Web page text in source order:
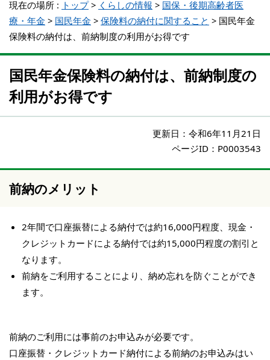
現在の場所 : トップ> くらしの情報 > 国保・後期高齢者医
療・年金 > 国民年金 > 保険料の納付に関すること > 国民年金
保険料の納付は、前納制度の利用がお得です
国民年金保険料の納付は、前納制度の
利用がお得です
更新日： 令和6年11月21日
ページID：P0003543
前納のメリット
2年間で口座振替による納付では約16,000円程度、現金・
クレジットカードによる納付では約15,000円程度の割引と
なります。
前納をご利用することにより、納め忘れを防ぐことができ
ます。
前納のご利用には事前のお申込みが必要です。
口座振替・クレジットカード納付による前納のお申込みはい